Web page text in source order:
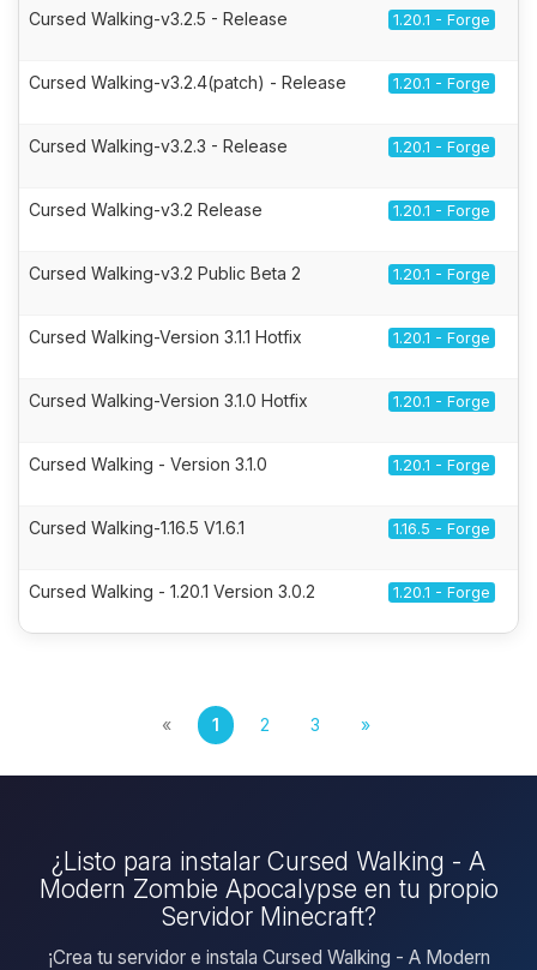
Cursed Walking-v3.2.5 - Release 1.20.1 - Forge
Cursed Walking-v3.2.4(patch) - Release 1.20.1 - Forge
Cursed Walking-v3.2.3 - Release 1.20.1 - Forge
Cursed Walking-v3.2 Release 1.20.1 - Forge
Cursed Walking-v3.2 Public Beta 2 1.20.1 - Forge
Cursed Walking-Version 3.1.1 Hotfix 1.20.1 - Forge
Cursed Walking-Version 3.1.0 Hotfix 1.20.1 - Forge
Cursed Walking - Version 3.1.0 1.20.1 - Forge
Cursed Walking-1.16.5 V1.6.1 1.16.5 - Forge
Cursed Walking - 1.20.1 Version 3.0.2 1.20.1 - Forge
« 1 2 3 »
¿Listo para instalar Cursed Walking - A
Modern Zombie Apocalypse en tu propio
Servidor Minecraft?
¡Crea tu servidor e instala Cursed Walking - A Modern